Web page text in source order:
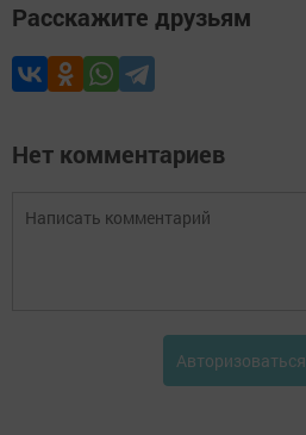
Расскажите друзьям
Нет комментариев
Авторизоваться